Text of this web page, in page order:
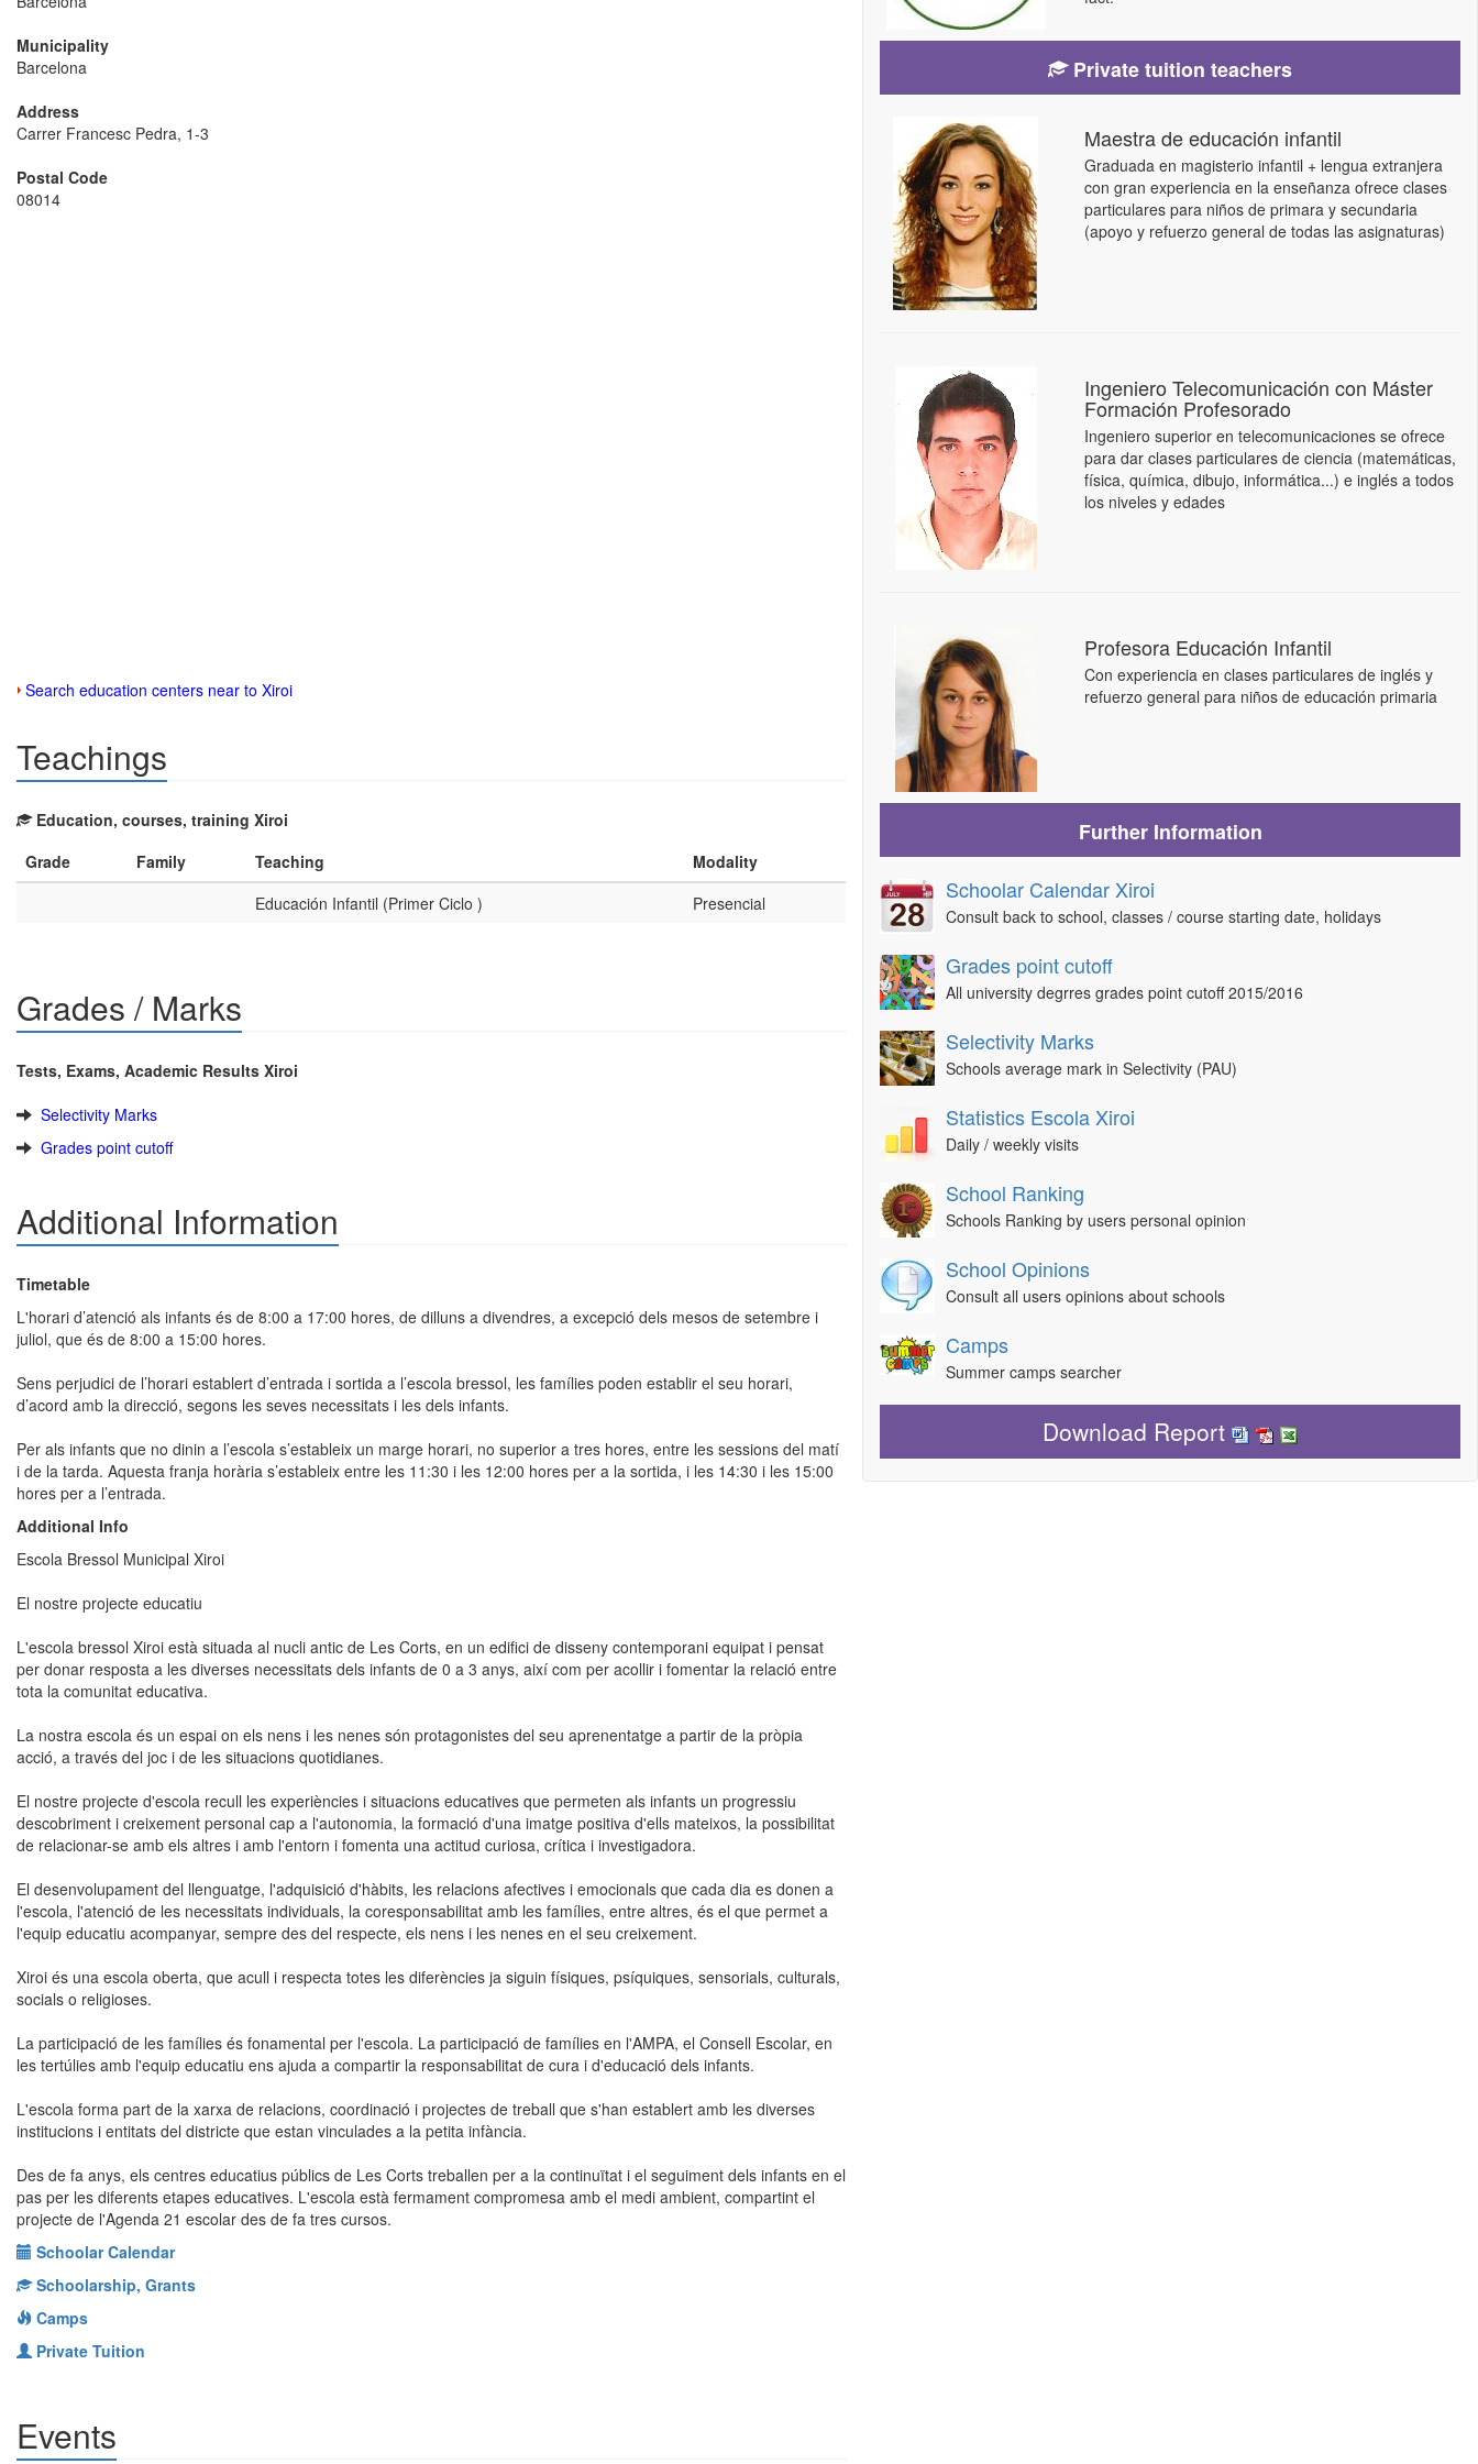
Municipality
Barcelona
Address
Carrer Francesc Pedra, 1-3
Postal Code
08014
Search education centers near to Xiroi
Teachings
Education, courses, training Xiroi
Grade
Family Teaching
Modality
Educación Infantil (Primer Ciclo )
Presencial
Grades / Marks
Tests, Exams, Academic Results Xiroi
Selectivity Marks
Grades point cutoff
Additional Information
Timetable
L'horari d’atenció als infants és de 8:00 a 17:00 hores, de dilluns a divendres, a excepció dels mesos de setembre i
juliol, que és de 8:00 a 15:00 hores.
Sens perjudici de l’horari establert d’entrada i sortida a l’escola bressol, les famílies poden establir el seu horari,
d’acord amb la direcció, segons les seves necessitats i les dels infants.
Per als infants que no dinin a l’escola s’estableix un marge horari, no superior a tres hores, entre les sessions del matí
i de la tarda. Aquesta franja horària s’estableix entre les 11:30 i les 12:00 hores per a la sortida, i les 14:30 i les 15:00
hores per a l’entrada.
Additional Info
Escola Bressol Municipal Xiroi
El nostre projecte educatiu
L'escola bressol Xiroi està situada al nucli antic de Les Corts, en un edifici de disseny contemporani equipat i pensat
per donar resposta a les diverses necessitats dels infants de 0 a 3 anys, així com per acollir i fomentar la relació entre
tota la comunitat educativa.
La nostra escola és un espai on els nens i les nenes són protagonistes del seu aprenentatge a partir de la pròpia
acció, a través del joc i de les situacions quotidianes.
El nostre projecte d'escola recull les experiències i situacions educatives que permeten als infants un progressiu
descobriment i creixement personal cap a l'autonomia, la formació d'una imatge positiva d'ells mateixos, la possibilitat
de relacionar-se amb els altres i amb l'entorn i fomenta una actitud curiosa, crítica i investigadora.
El desenvolupament del llenguatge, l'adquisició d'hàbits, les relacions afectives i emocionals que cada dia es donen a
l'escola, l'atenció de les necessitats individuals, la coresponsabilitat amb les famílies, entre altres, és el que permet a
l'equip educatiu acompanyar, sempre des del respecte, els nens i les nenes en el seu creixement.
Xiroi és una escola oberta, que acull i respecta totes les diferències ja siguin físiques, psíquiques, sensorials, culturals,
socials o religioses.
La participació de les famílies és fonamental per l'escola. La participació de famílies en l'AMPA, el Consell Escolar, en
les tertúlies amb l'equip educatiu ens ajuda a compartir la responsabilitat de cura i d'educació dels infants.
L'escola forma part de la xarxa de relacions, coordinació i projectes de treball que s'han establert amb les diverses
institucions i entitats del districte que estan vinculades a la petita infància.
Des de fa anys, els centres educatius públics de Les Corts treballen per a la continuïtat i el seguiment dels infants en el
pas per les diferents etapes educatives. L'escola està fermament compromesa amb el medi ambient, compartint el
projecte de l'Agenda 21 escolar des de fa tres cursos.
Schoolar Calendar
Schoolarship, Grants
Camps
Private Tuition
Events
Private tuition teachers
Maestra de educación infantil
Graduada en magisterio infantil + lengua extranjera
con gran experiencia en la enseñanza ofrece clases
particulares para niños de primara y secundaria
(apoyo y refuerzo general de todas las asignaturas)
Ingeniero Telecomunicación con Máster
Formación Profesorado
Ingeniero superior en telecomunicaciones se ofrece
para dar clases particulares de ciencia (matemáticas,
física, química, dibujo, informática...) e inglés a todos
los niveles y edades
Profesora Educación Infantil
Con experiencia en clases particulares de inglés y
refuerzo general para niños de educación primaria
Further Information
Schoolar Calendar Xiroi
Consult back to school, classes / course starting date, holidays
Grades point cutoff
All university degrres grades point cutoff 2015/2016
Selectivity Marks
Schools average mark in Selectivity (PAU)
Statistics Escola Xiroi
Daily / weekly visits
School Ranking
Schools Ranking by users personal opinion
School Opinions
Consult all users opinions about schools
Camps
Summer camps searcher
Download Report